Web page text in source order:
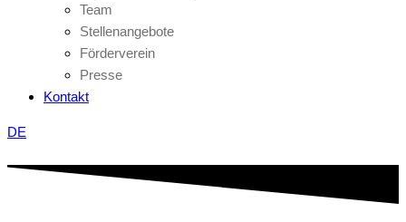
Team
Stellenangebote
Förderverein
Presse
Kontakt
DE